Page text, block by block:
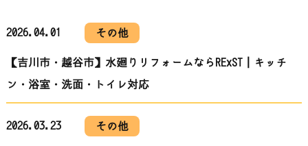
2026.04.01 その他
【吉川市・越谷市】水廻りリフォームならRExST｜キッチ
ン・浴室・洗面・トイレ対応
2026.03.23 その他